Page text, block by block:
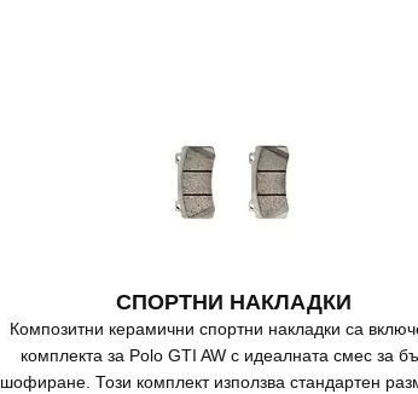
СПОРТНИ НАКЛАДКИ
Композитни керамични спортни накладки са
комплекта за Polo GTI AW с идеалната смес за
шофиране. Този комплект използва стандартен